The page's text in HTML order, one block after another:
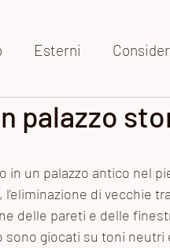
Esterni
fotografici Le
palazzo
un palazzo antico nel
di vecchie
delle pareti e delle
giocati su toni neutri